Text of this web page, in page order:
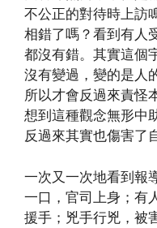
不公正的對待時上訪
相錯了嗎？看到有人
都沒有錯。其實這個
沒有變過，變的是人
所以才會反過來責怪
想到這種觀念無形中
反過來其實也傷害了
一次又一次地看到報
一口，官司上身；有
援手；兇手行兇，被